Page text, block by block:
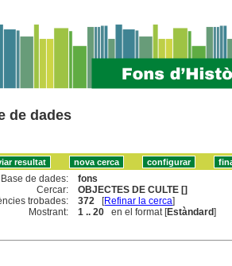
de dades
Base de dades:
fons
Cercar:
OBJECTES DE CULTE []
trobades:
372 [Refinar la cerca]
Mostrant:
1 .. 20 en el format [Estàndard]